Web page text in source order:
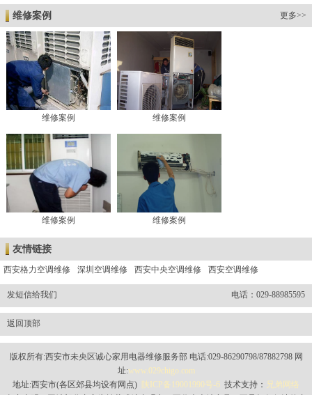
维修案例 更多>>
维修案例 维修案例
维修案例 维修案例
友情链接
西安格力空调维修 深圳空调维修 西安中央空调维修 西安空调维修
发短信给我们 电话：029-88985595
返回顶部
版权所有:西安市未央区诚心家用电器维修服务部 电话:029-86290798/87882798 网
址:www.029chigo.com
地址:西安市(各区郊县均设有网点) 陕ICP备19001990号-6 技术支持： 兄弟网络